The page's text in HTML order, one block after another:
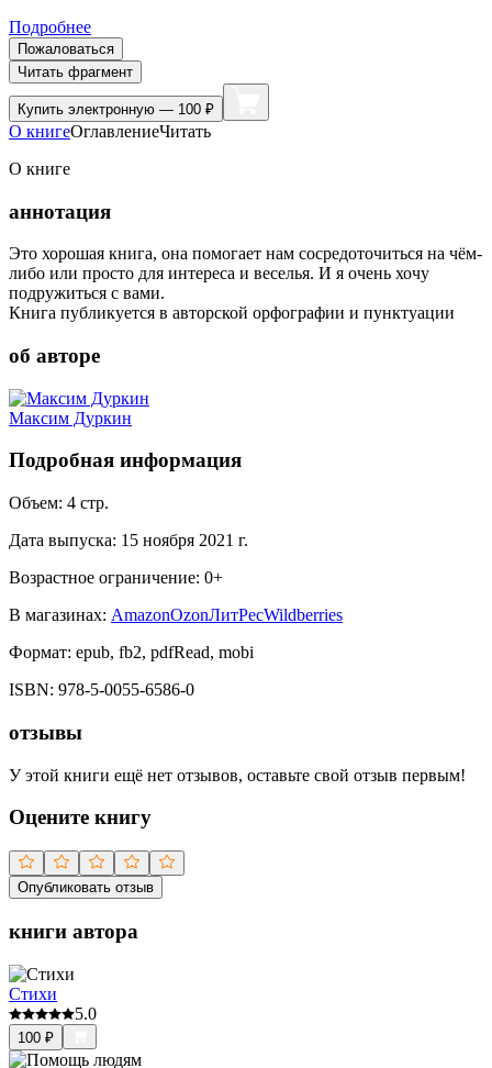
Подробнее
Пожаловаться
Читать фрагмент
Купить электронную — 100 ₽
О книгеОглавлениеЧитать
О книге
аннотация
Это хорошая книга, она помогает нам сосредоточиться на чём-
либо или просто для интереса и веселья. И я очень хочу
подружиться с вами.
Книга публикуется в авторской орфографии и пунктуации
об авторе
Максим Дуркин
Подробная информация
Объем: 4 стр.
Дата выпуска: 15 ноября 2021 г.
Возрастное ограничение: 0+
В магазинах: AmazonOzonЛитРесWildberries
Формат: epub, fb2, pdfRead, mobi
ISBN: 978-5-0055-6586-0
отзывы
У этой книги ещё нет отзывов, оставьте свой отзыв первым!
Оцените книгу
Опубликовать отзыв
книги автора
Стихи
5.0
100 ₽